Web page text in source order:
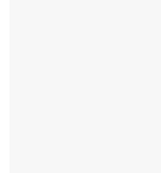
обслуживание
операций,
бухгалтерской и